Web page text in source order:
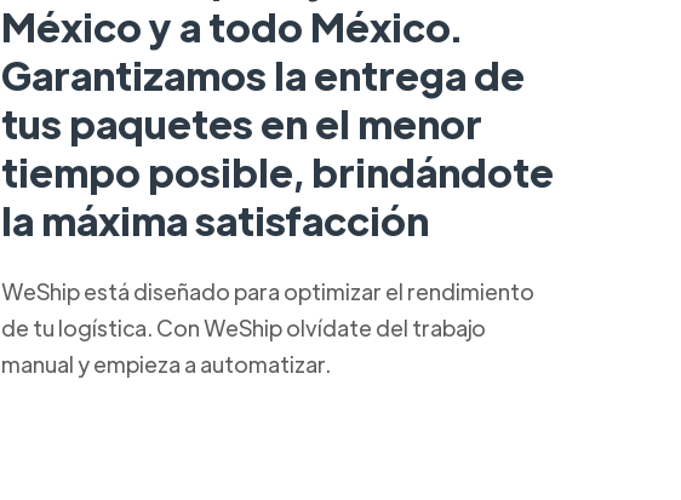
México y a todo México.
Garantizamos la entrega de
tus paquetes en el menor
tiempo posible, brindándote
la máxima satisfacción
WeShip está diseñado para optimizar el rendimiento
de tu logística. Con WeShip olvídate del trabajo
manual y empieza a automatizar.